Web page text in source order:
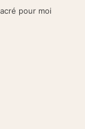
pour moi